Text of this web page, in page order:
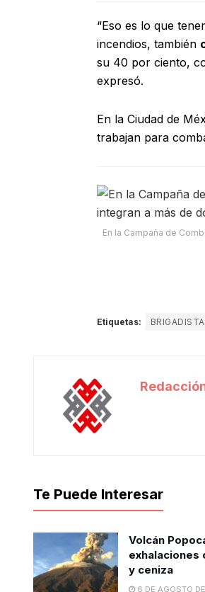
“Eso es lo que
incendios, también
su 40 por ciento,
expresó.
En la Ciudad de
trabajan para
En la Campaña de
Etiquetas:
Te Puede Interesar
Volcán
exhalaciones
y ceniza
6 DE AGOSTO